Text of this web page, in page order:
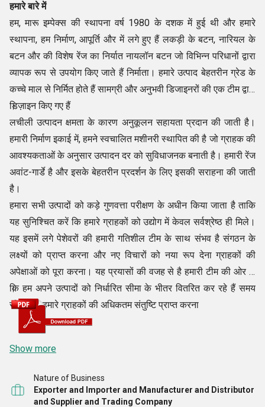
हमारे बारे में
हम, मारू इम्पेक्स की स्थापना वर्ष 1980 के दशक में हुई थी और हमारे
स्थापना, हम निर्माण, आपूर्ति और में लगे हुए हैं लकड़ी के बटन, नारियल के
बटन और की विशेष रेंज का निर्यात नायलॉन बटन जो विभिन्न परिधानों द्वारा
व्यापक रूप से उपयोग किए जाते हैं निर्माता। हमारे उत्पाद बेहतरीन ग्रेड के
कच्चे माल से निर्मित होते हैं सामग्री और अनुभवी डिजाइनरों की एक टीम द्वारा
डिज़ाइन किए गए हैं
।
लचीली उत्पादन क्षमता के कारण अनुकूलन सहायता प्रदान की जाती है।
हमारी निर्माण इकाई में, हमने स्वचालित मशीनरी स्थापित की है जो ग्राहक की
आवश्यकताओं के अनुसार उत्पादन दर को सुविधाजनक बनाती है। हमारी रेंज
अवांट-गार्डे है और इसके बेहतरीन प्रदर्शन के लिए इसकी सराहना की जाती
है।
हमारा सभी उत्पादों को कड़े गुणवत्ता परीक्षण के अधीन किया जाता है ताकि
यह सुनिश्चित करें कि हमारे ग्राहकों को उद्योग में केवल सर्वश्रेष्ठ ही मिले।
यह इसमें लगे पेशेवरों की हमारी गतिशील टीम के साथ संभव है संगठन के
लक्ष्यों को प्राप्त करना और नए विचारों को नया रूप देना ग्राहकों की
अपेक्षाओं को पूरा करना। यह प्रयासों की वजह से है हमारी टीम की ओर से
कि हम अपने उत्पादों को निर्धारित सीमा के भीतर वितरित कर रहे हैं समय
सीमा और हमारे ग्राहकों की अधिकतम संतुष्टि प्राप्त करना
।
Show more
Nature of Business
Exporter and Importer and Manufacturer and Distributor
and Supplier and Trading Company